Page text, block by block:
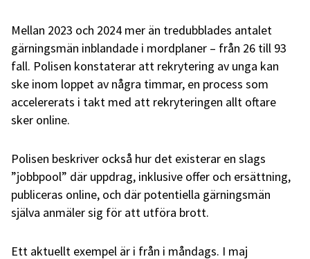
Mellan 2023 och 2024 mer än tredubblades antalet
gärningsmän inblandade i mordplaner – från 26 till 93
fall. Polisen konstaterar att rekrytering av unga kan
ske inom loppet av några timmar, en process som
accelererats i takt med att rekryteringen allt oftare
sker online.
Polisen beskriver också hur det existerar en slags
”jobbpool” där uppdrag, inklusive offer och ersättning,
publiceras online, och där potentiella gärningsmän
själva anmäler sig för att utföra brott.
Ett aktuellt exempel är i från i måndags. I maj